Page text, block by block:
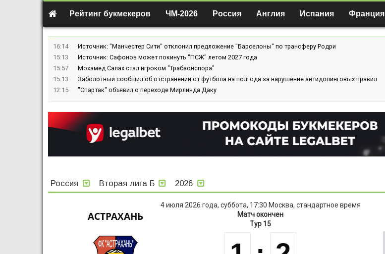
Рейтинг букмекеров ЧМ-2026 Россия Англия Испания Франция
16:14
Источник: "Манчестер Сити" отклонил предложение "Барселоны" по трансферу Родри
15:13
Источник: Сафонов может покинуть "ПСЖ" летом 2027 года
15:57
Мохамед Салах стал игроком "Трабзонспора"
15:13
Заболотный сообщил об отстранении от футбола на полгода за нарушение антидопинговых правил
12:15
"Спартак" объявил о переходе Мирлинда Даку
Россия Вторая лига Б 2026
4 июля 2026 года, суббота, 17:30 Москва, стандартное время
АСТРАХАНЬ
Матч окончен
Тур 15